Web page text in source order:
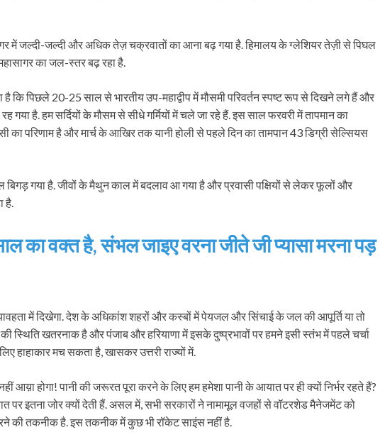
में जल्दी-जल्दी और अधिक तेज़ चक्रवातों का आना बढ़ गया है. हिमालय के ग्लेशियर तेज़ी से पिघल
का जल-स्तर बढ़ रहा है.
है कि पिछले 20-25 साल से भारतीय उप-महाद्वीप में मौसमी परिवर्तन स्पष्ट रूप से दिखने लगे हैं और
गया है. हम सर्दियों के मौसम से सीधे गर्मियों में चले जा रहे हैं. इस साल फरवरी में तापमान का
का परिणाम है और मार्च के आखिर तक यानी होली से पहले दिन का तामपान 43 डिग्री सेल्सियस
गया है. जीवों के मैथुन काल में बदलाव आ गया है और प्रवासी पक्षियों से लेकर फूलों और
है.
का वक्त है, संभल जाइए वरना जीते जी प्यासा मरना पड़
में दिखेगा. देश के अधिकांश शहरों और कस्बों में पेयजल और सिंचाई के जल की आपूर्ति या तो
स्थिति खतरनाक है और पंजाब और हरियाणा में इसके दुष्प्रभावों पर हमने इसी स्तंभ में पहले चर्चा
हाहाकार मच सकता है, खासकर उत्तरी राज्यों में.
आय़ा होगा! पानी की जरूरत पूरा करने के लिए हम हमेशा पानी के आयात पर ही क्यों निर्भर रहते हैं?
पर इतना जोर क्यों देती हैं. असल में, सभी सरकारों ने नामामूल वजहों से वॉटरशेड मैनेजमेंट को
की तकनीक है. इस तकनीक में कुछ भी रॉकेट साइंस नहीं है.